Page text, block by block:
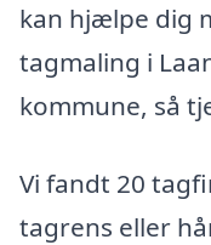
kan hjælpe dig
tagmaling i
kommune, så
Vi fandt 20
tagrens eller